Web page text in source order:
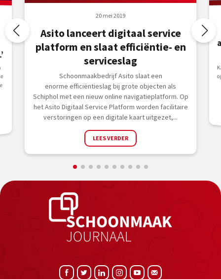
20 mei 2019
Asito lanceert digitaal service
platform en slaat efficiëntie- en
serviceslag
Schoonmaakbedrijf Asito slaat een
enorme efficiëntieslag bij grote objecten als
Schiphol met een nieuw online navigatieplatform. Op
het Asito Digitaal Service Platform worden facilitaire
verstoringen op een digitale kaart uitgezet,...
LEES VERDER